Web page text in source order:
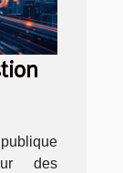
des